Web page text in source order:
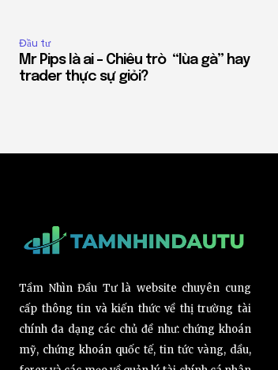
Đầu tư
Mr Pips là ai – Chiêu trò “lùa gà” hay
trader thực sự giỏi?
Tầm Nhìn Đầu Tư là website chuyên cung
cấp thông tin và kiến thức về thị trường tài
chính đa dạng các chủ đề như: chứng khoán
mỹ, chứng khoán quốc tế, tin tức vàng, dầu,